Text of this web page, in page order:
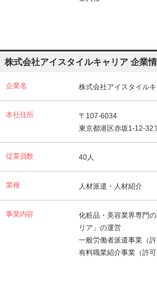
株式会社アイスタイルキャリア 企業
企業名 株式会社アイスタイル
本社住所
〒107-6034
東京都港区赤坂1-12-32
従業員数 40人
業種 人材派遣・人材紹介
事業内容
化粧品・美容業界専門
リア」の運営
一般労働者派遣事業（
有料職業紹介事業（許